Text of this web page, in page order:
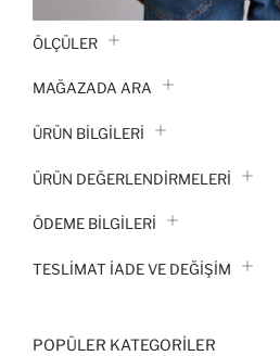
ÖLÇÜLER
MAĞAZADA ARA
ÜRÜN BILGILERI
ÜRÜN DEĞERLENDİRMELERİ
ÖDEME BİLGİLERİ
TESLIMAT İADE VE DEĞIŞIM
POPÜLER KATEGORILER